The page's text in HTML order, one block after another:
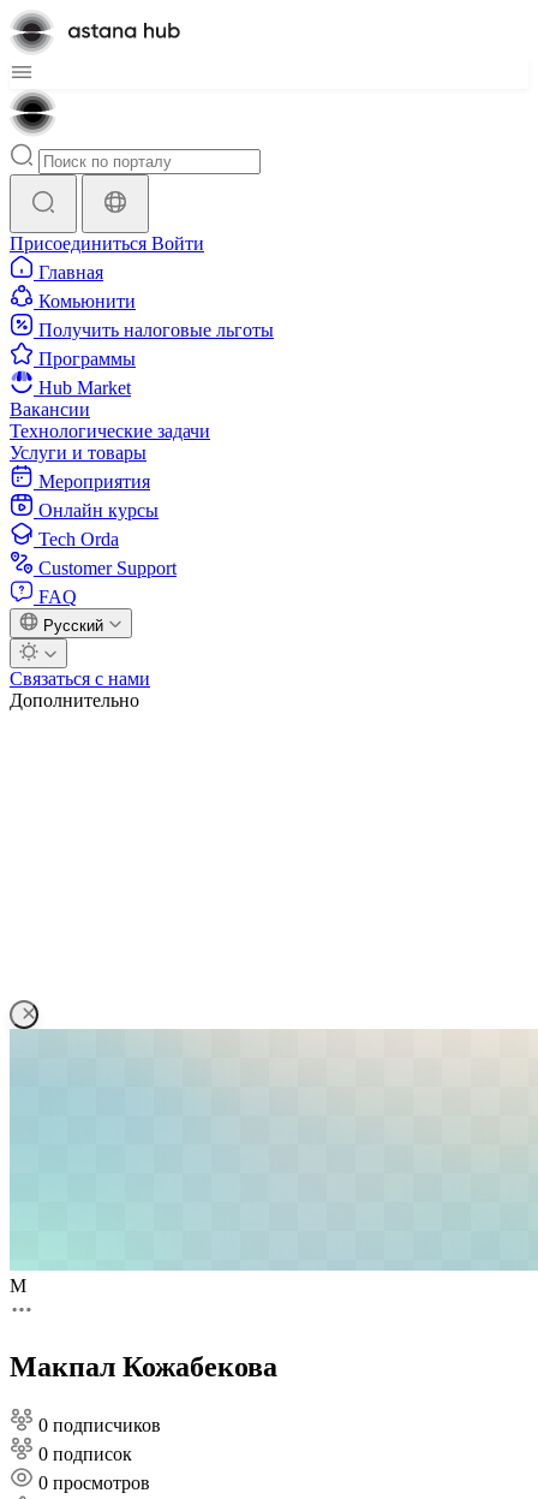
Присоединиться Войти
Главная
Комьюнити
Получить налоговые льготы
Программы
Hub Market
Вакансии
Технологические задачи
Услуги и товары
Мероприятия
Онлайн курсы
Tech Orda
Customer Support
FAQ
Русский
Связаться с нами
Дополнительно
М
Макпал Кожабекова
0 подписчиков
0 подписок
0 просмотров